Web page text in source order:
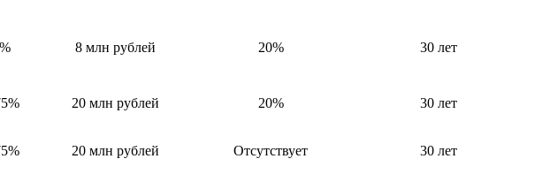
8 млн рублей 20% 30 лет
20 млн рублей 20% 30 лет
20 млн рублей Отсутствует 30 лет